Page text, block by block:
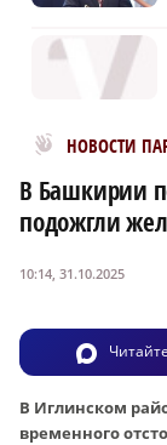
НОВОСТИ
Новости
В Башкирии
подожгли
10:14, 31.10.2025
В Иглинском
временного